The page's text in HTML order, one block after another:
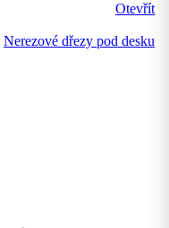
Otevřít
Nerezové dřezy pod desku